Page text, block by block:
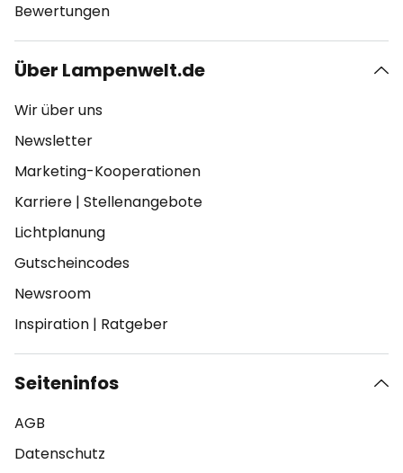
Bewertungen
Über Lampenwelt.de
Wir über uns
Newsletter
Marketing-Kooperationen
Karriere | Stellenangebote
Lichtplanung
Gutscheincodes
Newsroom
Inspiration | Ratgeber
Seiteninfos
AGB
Datenschutz